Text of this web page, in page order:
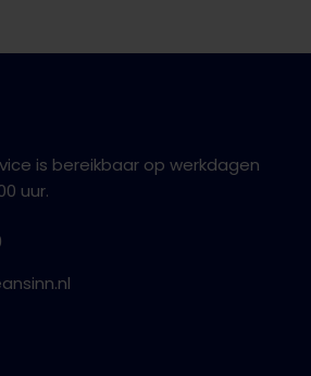
is bereikbaar op werkdagen
uur.